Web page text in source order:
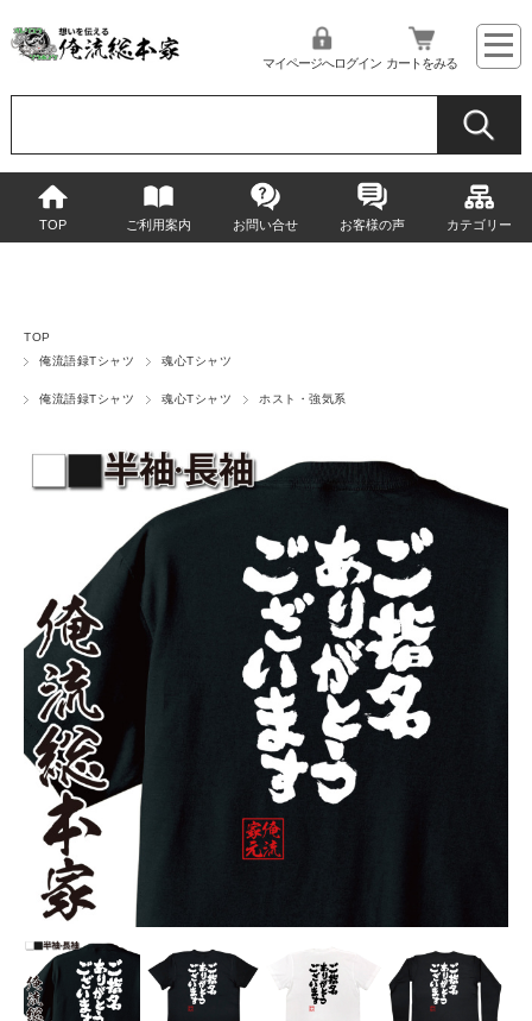
マイページへログイン カートをみる
TOP ご利用案内 お問い合せ お客様の声 カテゴリー
TOP
俺流語録Tシャツ
魂心Tシャツ
俺流語録Tシャツ 魂心Tシャツ ホスト・強気系